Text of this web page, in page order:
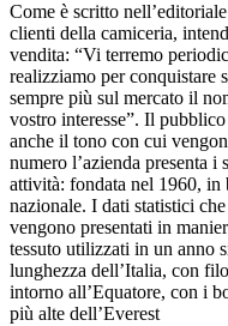
Come è scritto
clienti della camiceria,
vendita: “Vi terremo
realizziamo per conquistare
sempre più sul mercato il
vostro interesse”. Il
anche il tono con cui
numero l’azienda presenta
attività: fondata nel 1960, in
nazionale. I dati statistici
vengono presentati in
tessuto utilizzati in un anno
lunghezza dell’Italia, con
intorno all’Equatore, con i
più alte dell’Everest